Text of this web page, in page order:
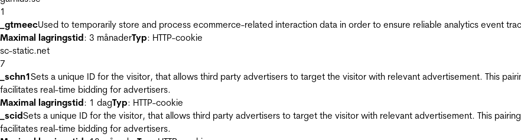
1
_gtmeecUsed to temporarily store and process ecommerce-related interaction data in order to ensure reliable analytics event
Maximal lagringstid: 3 månaderTyp: HTTP-cookie
sc-static.net
7
_schn1Sets a unique ID for the visitor, that allows third party advertisers to target the visitor with relevant advertisement. This
facilitates real-time bidding for advertisers.
Maximal lagringstid: 1 dagTyp: HTTP-cookie
_scidSets a unique ID for the visitor, that allows third party advertisers to target the visitor with relevant advertisement. This
facilitates real-time bidding for advertisers.